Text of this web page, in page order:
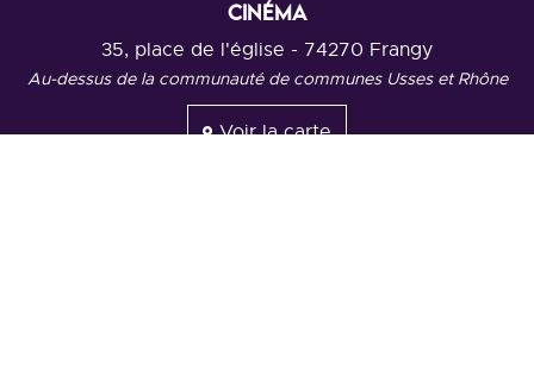
CINÉMA
35, place de l'église - 74270 Frangy
Au-dessus de la communauté de communes Usses et Rhône
Voir la carte